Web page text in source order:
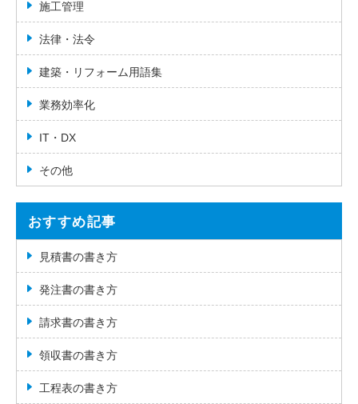
施工管理
法律・法令
建築・リフォーム用語集
業務効率化
IT・DX
その他
おすすめ記事
見積書の書き方
発注書の書き方
請求書の書き方
領収書の書き方
工程表の書き方